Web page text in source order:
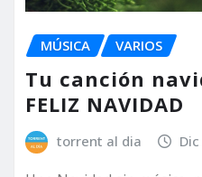
MÚSICA VARIOS
Tu canción
FELIZ NAVIDAD
torrent al dia